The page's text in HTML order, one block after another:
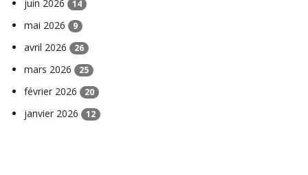
juin 2026 14
mai 2026 9
avril 2026 26
mars 2026 25
février 2026 20
janvier 2026 12